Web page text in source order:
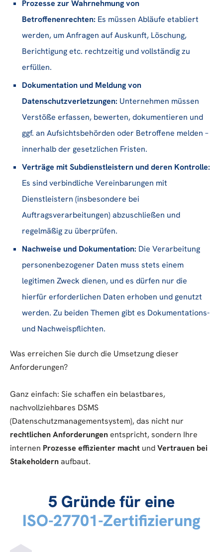
Prozesse zur Wahrnehmung von
Betroffenenrechten: Es müssen Abläufe etabliert
werden, um Anfragen auf Auskunft, Löschung,
Berichtigung etc. rechtzeitig und vollständig zu
erfüllen.
Dokumentation und Meldung von
Datenschutzverletzungen: Unternehmen müssen
Verstöße erfassen, bewerten, dokumentieren und
ggf. an Aufsichtsbehörden oder Betroffene melden –
innerhalb der gesetzlichen Fristen.
Verträge mit Subdienstleistern und deren Kontrolle:
Es sind verbindliche Vereinbarungen mit
Dienstleistern (insbesondere bei
Auftragsverarbeitungen) abzuschließen und
regelmäßig zu überprüfen.
Nachweise und Dokumentation: Die Verarbeitung
personenbezogener Daten muss stets einem
legitimen Zweck dienen, und es dürfen nur die
hierfür erforderlichen Daten erhoben und genutzt
werden. Zu beiden Themen gibt es Dokumentations-
und Nachweispflichten.
Was erreichen Sie durch die Umsetzung dieser
Anforderungen?
Ganz einfach: Sie schaffen ein belastbares,
nachvollziehbares DSMS
(Datenschutzmanagementsystem), das nicht nur
rechtlichen Anforderungenentspricht, sondern Ihre
internen Prozesse effizienter macht undVertrauen bei
Stakeholdernaufbaut.
5 Gründe für eine
ISO-27701-Zertifizierung